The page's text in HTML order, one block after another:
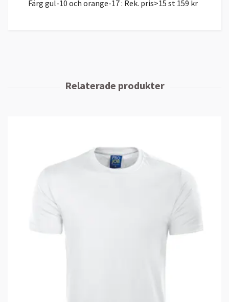
Färg gul-10 och orange-17 : Rek. pris>15 st 159 kr